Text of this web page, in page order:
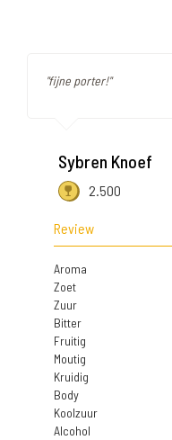
"fijne porter!"
Sybren Knoef
2.500
Review
Aroma
Zoet
Zuur
Bitter
Fruitig
Moutig
Kruidig
Body
Koolzuur
Alcohol